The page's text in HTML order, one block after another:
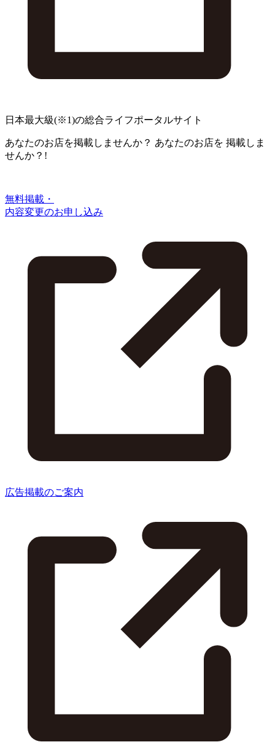
日本最大級(※1)の総合ライフポータルサイト
あなたのお店を掲載しませんか？ あなたのお店を 掲載しま
せんか？!
無料掲載・
内容変更のお申し込み
広告掲載のご案内